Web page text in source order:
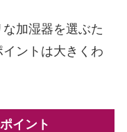
加湿器を選ぶた
ントは大きくわ
イント